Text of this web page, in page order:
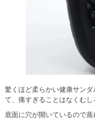
驚くほど柔らかい健康サン
て、痛すぎることはなくむし
底面に穴が開いているので